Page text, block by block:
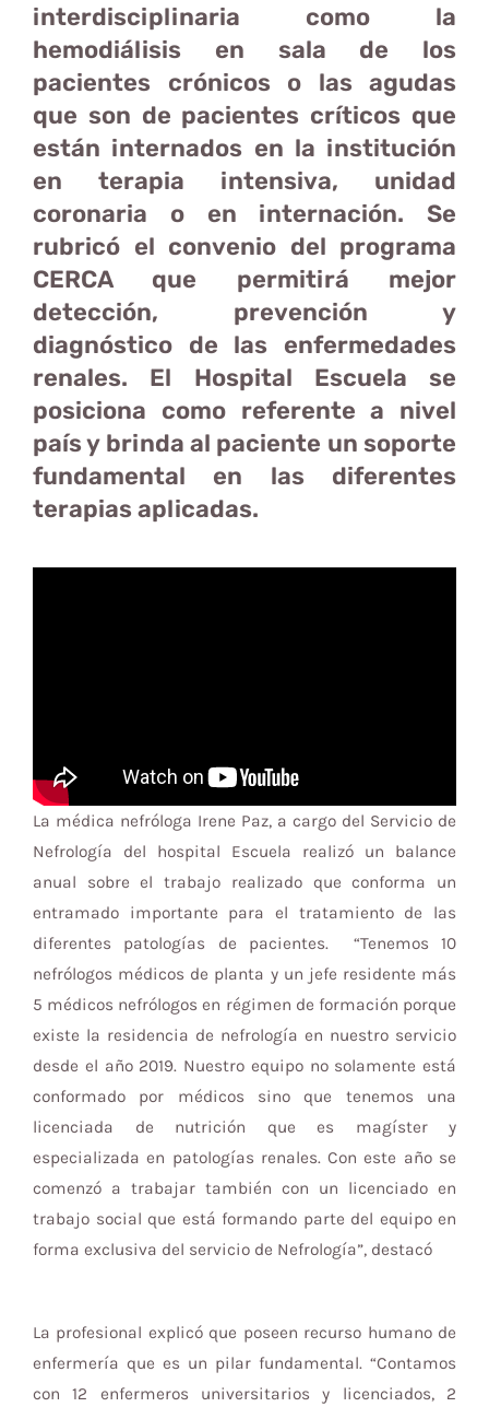
interdisciplinaria como la
hemodiálisis en sala de los
pacientes crónicos o las agudas
que son de pacientes críticos que
están internados en la institución
en terapia intensiva, unidad
coronaria o en internación. Se
rubricó el convenio del programa
CERCA que permitirá mejor
detección, prevención y
diagnóstico de las enfermedades
renales. El Hospital Escuela se
posiciona como referente a nivel
país y brinda al paciente un soporte
fundamental en las diferentes
terapias aplicadas.
La médica nefróloga Irene Paz, a cargo del Servicio de
Nefrología del hospital Escuela realizó un balance
anual sobre el trabajo realizado que conforma un
entramado importante para el tratamiento de las
diferentes patologías de pacientes. “Tenemos 10
nefrólogos médicos de planta y un jefe residente más
5 médicos nefrólogos en régimen de formación porque
existe la residencia de nefrología en nuestro servicio
desde el año 2019. Nuestro equipo no solamente está
conformado por médicos sino que tenemos una
licenciada de nutrición que es magíster y
especializada en patologías renales. Con este año se
comenzó a trabajar también con un licenciado en
trabajo social que está formando parte del equipo en
forma exclusiva del servicio de Nefrología”, destacó
La profesional explicó que poseen recurso humano de
enfermería que es un pilar fundamental. “Contamos
con 12 enfermeros universitarios y licenciados, 2